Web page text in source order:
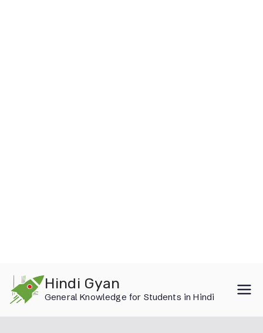
content
Hindi Gyan
General Knowledge for Students in Hindi